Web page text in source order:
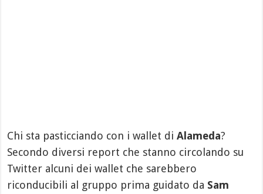
Chi sta pasticciando con i wallet diAlameda?
Secondo diversi report che stanno circolando su
Twitter alcuni dei wallet che sarebbero
riconducibili al gruppo prima guidato da Sam